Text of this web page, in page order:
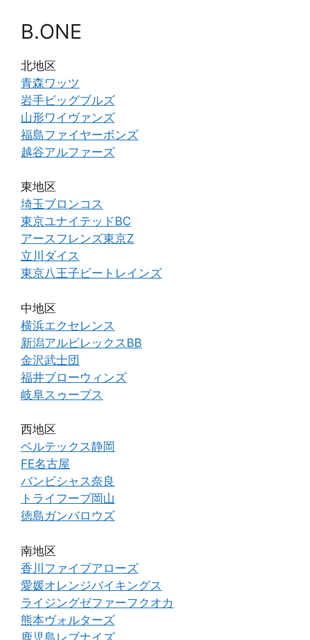
B.ONE
北地区
青森ワッツ
岩手ビッグブルズ
山形ワイヴァンズ
福島ファイヤーボンズ
越谷アルファーズ
東地区
埼玉ブロンコス
東京ユナイテッドBC
アースフレンズ東京Z
立川ダイス
東京八王子ビートレインズ
中地区
横浜エクセレンス
新潟アルビレックスBB
金沢武士団
福井ブローウィンズ
岐阜スゥープス
西地区
ベルテックス静岡
FE名古屋
バンビシャス奈良
トライフープ岡山
徳島ガンバロウズ
南地区
香川ファイブアローズ
愛媛オレンジバイキングス
ライジングゼファーフクオカ
熊本ヴォルターズ
鹿児島レブナイズ